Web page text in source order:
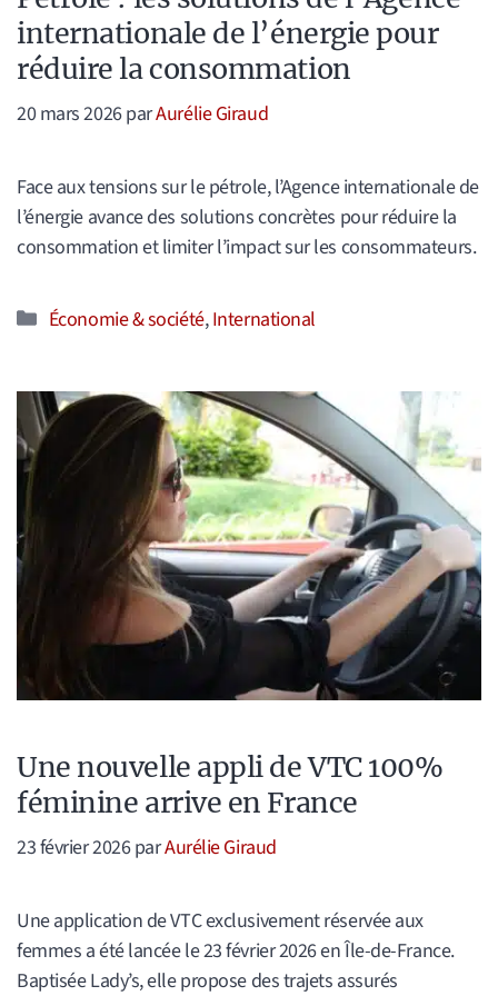
internationale de l’énergie pour
réduire la consommation
20 mars 2026parAurélie Giraud
Face aux tensions sur le pétrole, l’Agence internationale de
l’énergie avance des solutions concrètes pour réduire la
consommation et limiter l’impact sur les consommateurs.
Catégories
Économie & société,International
Une nouvelle appli de VTC 100%
féminine arrive en France
23 février 2026parAurélie Giraud
Une application de VTC exclusivement réservée aux
femmes a été lancée le 23 février 2026 en Île-de-France.
Baptisée Lady’s, elle propose des trajets assurés